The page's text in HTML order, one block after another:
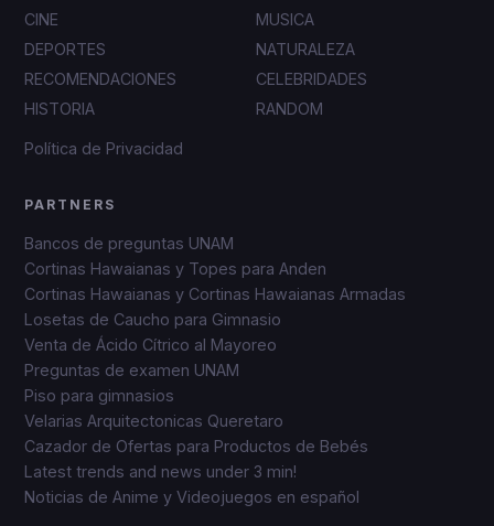
CINE
MUSICA
DEPORTES
NATURALEZA
RECOMENDACIONES
CELEBRIDADES
HISTORIA
RANDOM
Política de Privacidad
PARTNERS
Bancos de preguntas UNAM
Cortinas Hawaianas y Topes para Anden
Cortinas Hawaianas y Cortinas Hawaianas Armadas
Losetas de Caucho para Gimnasio
Venta de Ácido Cítrico al Mayoreo
Preguntas de examen UNAM
Piso para gimnasios
Velarias Arquitectonicas Queretaro
Cazador de Ofertas para Productos de Bebés
Latest trends and news under 3 min!
Noticias de Anime y Videojuegos en español